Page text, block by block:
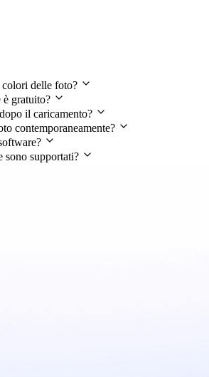
delle foto?
gratuito?
il caricamento?
contemporaneamente?
sono supportati?